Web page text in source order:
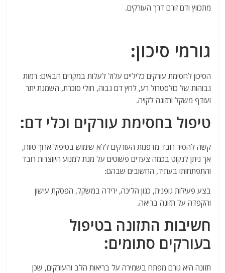
מתכווץ ודם זורם דרך העורקים.
גורמי סיכון:
הסיכון לחסימת עורקים כליליים עלול לעלות במקרים הבאים: רמות
גבוהות של כולסטרול רע, לחץ דם גבוה, חולי סוכרת, השמנת יתר
ועודף משקל ותזונה לקויה.
טיפול בחסימת עורקים וכלי דם:
קשה להסיר רובד מדפנות העורקים ללא שימוש בטיפול ארוך טווח,
אך ניתן לנקוט בכמה צעדים פשוטים על מנת למנוע היווצרות רובד
והתפתחותו בעתיד, החשובים שבהם:
בצע פעילות גופנית, כגון הליכה, ירידה במשקל, הפסקת עישון
והקפדה על תזונה בריאה.
חשיבות התזונה בטיפול
בעורקים סתומים:
תזונה היא גורם מפתח בשמירה על בריאות הלב והעורקים, שכן